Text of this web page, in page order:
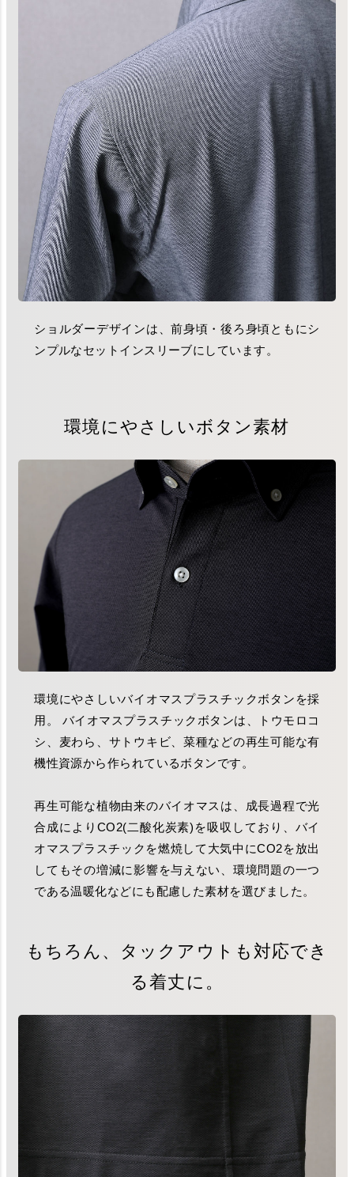
ショルダーデザインは、前身頃・後ろ身頃ともにシ
ンプルなセットインスリーブにしています。
環境にやさしいボタン素材
環境にやさしいバイオマスプラスチックボタンを採
用。 バイオマスプラスチックボタンは、トウモロコ
シ、麦わら、サトウキビ、菜種などの再生可能な有
機性資源から作られているボタンです。
再生可能な植物由来のバイオマスは、成長過程で光
合成によりCO2(二酸化炭素)を吸収しており、バイ
オマスプラスチックを燃焼して大気中にCO2を放出
してもその増減に影響を与えない、環境問題の一つ
である温暖化などにも配慮した素材を選びました。
もちろん、タックアウトも対応でき
る着丈に。